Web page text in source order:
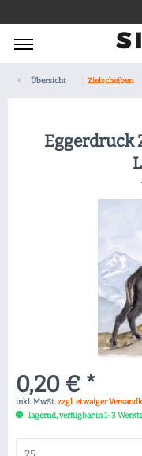
Übersicht Zielscheiben
Eggerdruck
0,20 € *
inkl. MwSt.zzgl. etwaiger
lagernd, verfügbar in 1-3